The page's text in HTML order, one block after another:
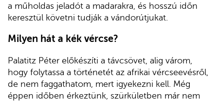
a műholdas jeladót a madarakra, és hosszú időn
keresztül követni tudják a vándorútjukat.
Milyen hát a kék vércse?
Palatitz Péter előkészíti a távcsövet, alig várom,
hogy folytassa a történetét az afrikai vércseevésről,
de nem faggathatom, mert igyekezni kell. Még
éppen időben érkeztünk, szürkületben már nem